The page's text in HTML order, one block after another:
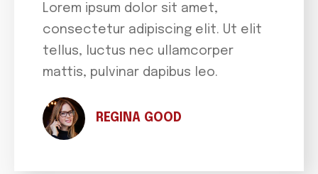
Lorem ipsum dolor sit amet,
consectetur adipiscing elit. Ut elit
tellus, luctus nec ullamcorper
mattis, pulvinar dapibus leo.
REGINA GOOD